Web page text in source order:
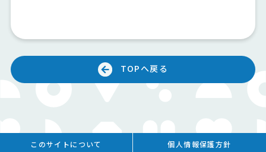
TOPへ戻る
このサイトについて 個人情報保護方針